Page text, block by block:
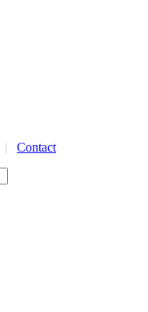
| Contact